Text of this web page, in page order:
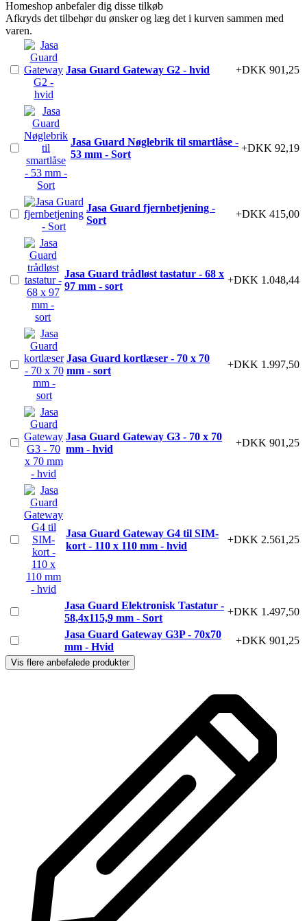
Homeshop anbefaler dig disse tilkøb
Afkryds det tilbehør du ønsker og læg det i kurven sammen med
varen.
Jasa Guard Gateway G2 - hvid +DKK 901,25
Jasa Guard Nøglebrik til smartlåse -
53 mm - Sort
+DKK 92,19
Jasa Guard fjernbetjening -
Sort
+DKK 415,00
Jasa Guard trådløst tastatur - 68 x
97 mm - sort
+DKK 1.048,44
Jasa Guard kortlæser - 70 x 70
mm - sort
+DKK 1.997,50
Jasa Guard Gateway G3 - 70 x 70
mm - hvid
+DKK 901,25
Jasa Guard Gateway G4 til SIM-
kort - 110 x 110 mm - hvid
+DKK 2.561,25
Jasa Guard Elektronisk Tastatur -
58,4x115,9 mm - Sort
+DKK 1.497,50
Jasa Guard Gateway G3P - 70x70
mm - Hvid
+DKK 901,25
Vis flere anbefalede produkter